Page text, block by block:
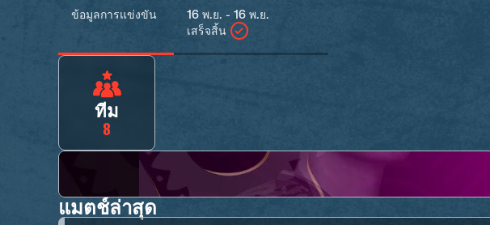
ข้อมูลการแข่งขัน
16 พ.ย. - 16 พ.ย.
เสร็จสิ้น
ทีม
8
แมตช์ล่าสุด